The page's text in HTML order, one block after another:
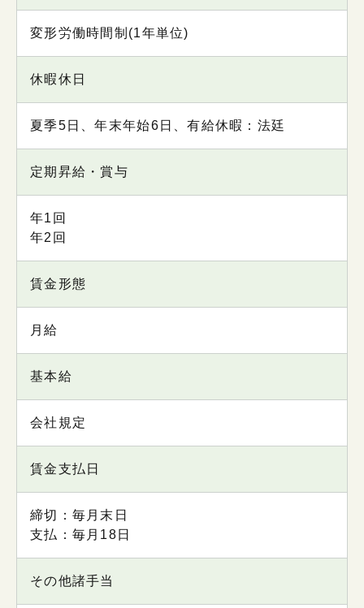
変形労働時間制(1年単位)
休暇休日
夏季5日、年末年始6日、有給休暇：法廷
定期昇給・賞与
年1回
年2回
賃金形態
月給
基本給
会社規定
賃金支払日
締切：毎月末日
支払：毎月18日
その他諸手当